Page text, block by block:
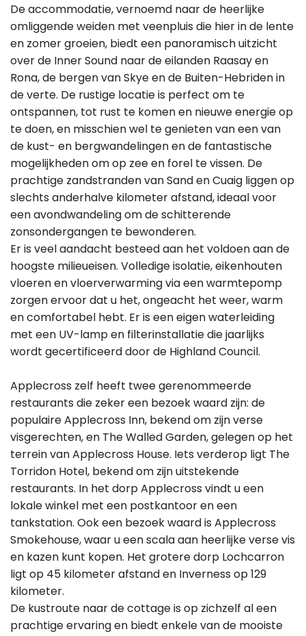
De accommodatie, vernoemd naar de heerlijke
omliggende weiden met veenpluis die hier in de lente
en zomer groeien, biedt een panoramisch uitzicht
over de Inner Sound naar de eilanden Raasay en
Rona, de bergen van Skye en de Buiten-Hebriden in
de verte. De rustige locatie is perfect om te
ontspannen, tot rust te komen en nieuwe energie op
te doen, en misschien wel te genieten van een van
de kust- en bergwandelingen en de fantastische
mogelijkheden om op zee en forel te vissen. De
prachtige zandstranden van Sand en Cuaig liggen op
slechts anderhalve kilometer afstand, ideaal voor
een avondwandeling om de schitterende
zonsondergangen te bewonderen.
Er is veel aandacht besteed aan het voldoen aan de
hoogste milieueisen. Volledige isolatie, eikenhouten
vloeren en vloerverwarming via een warmtepomp
zorgen ervoor dat u het, ongeacht het weer, warm
en comfortabel hebt. Er is een eigen waterleiding
met een UV-lamp en filterinstallatie die jaarlijks
wordt gecertificeerd door de Highland Council.
Applecross zelf heeft twee gerenommeerde
restaurants die zeker een bezoek waard zijn: de
populaire Applecross Inn, bekend om zijn verse
visgerechten, en The Walled Garden, gelegen op het
terrein van Applecross House. Iets verderop ligt The
Torridon Hotel, bekend om zijn uitstekende
restaurants. In het dorp Applecross vindt u een
lokale winkel met een postkantoor en een
tankstation. Ook een bezoek waard is Applecross
Smokehouse, waar u een scala aan heerlijke verse vis
en kazen kunt kopen. Het grotere dorp Lochcarron
ligt op 45 kilometer afstand en Inverness op 129
kilometer.
De kustroute naar de cottage is op zichzelf al een
prachtige ervaring en biedt enkele van de mooiste